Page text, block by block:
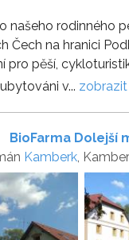
našeho rodinného
Čech na hranici
pro pěší,
ubytováni v...
BioFarma Dolejší
Kamberk,